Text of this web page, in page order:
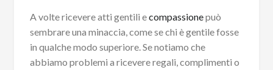
A volte ricevere atti gentili ecompassionepuò
sembrare una minaccia, come se chi è gentile fosse
in qualche modo superiore. Se notiamo che
abbiamo problemi a ricevere regali, complimenti o